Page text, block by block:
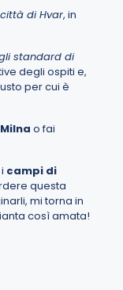
di Hvar, in
standard di
degli ospiti e,
per cui è
Milna o fai
campi di
questa
mi torna in
così amata!